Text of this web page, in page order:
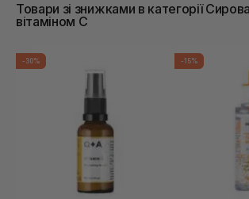
Товари зі знижками в категорії
вітаміном С
-30% -15%